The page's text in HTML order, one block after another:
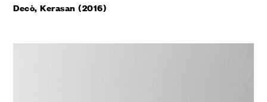
Decò, Kerasan (2016)